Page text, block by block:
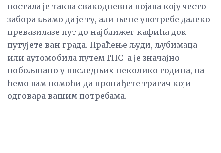
постала је таква свакодневна појава коју често
заборављамо да је ту, али њене употребе далеко
превазилазе пут до најближег кафића док
путујете ван града. Праћење људи, љубимаца
или аутомобила путем ГПС-а је значајно
побољшано у последњих неколико година, па
ћемо вам помоћи да пронађете трагач који
одговара вашим потребама.